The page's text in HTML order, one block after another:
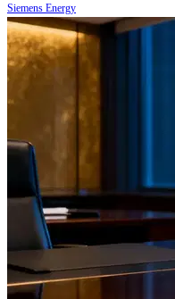
Siemens Energy